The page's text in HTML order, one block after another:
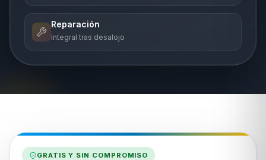
Reparación
Integral tras desalojo
GRATIS Y SIN COMPROMISO